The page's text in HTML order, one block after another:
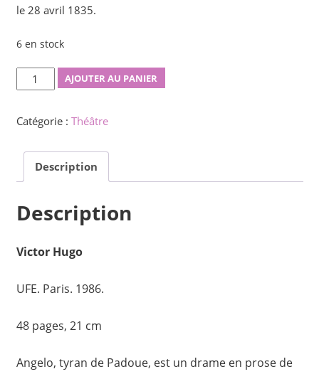
le 28 avril 1835.
6 en stock
quantité
de
Tirano
de
Padovo
(1)
AJOUTER AU PANIER
Catégorie : Théâtre
Description
Description
Victor Hugo
UFE. Paris. 1986.
48 pages, 21 cm
Angelo, tyran de Padoue, est un drame en prose de